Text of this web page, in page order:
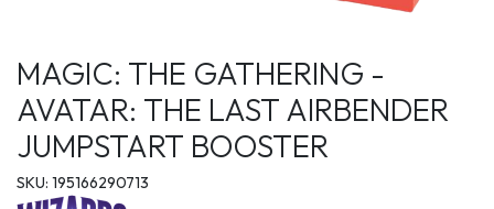
MAGIC: THE GATHERING -
AVATAR: THE LAST AIRBENDER
JUMPSTART BOOSTER
SKU: 195166290713